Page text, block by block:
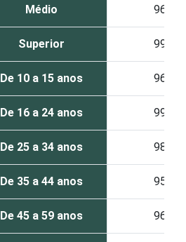
Médio 96
Superior 99
De 10 a 15 anos 96
De 16 a 24 anos 99
De 25 a 34 anos 98
De 35 a 44 anos 95
De 45 a 59 anos 96